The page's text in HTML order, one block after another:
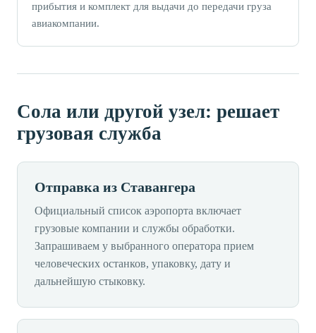
прибытия и комплект для выдачи до передачи груза
авиакомпании.
Сола или другой узел: решает
грузовая служба
Отправка из Ставангера
Официальный список аэропорта включает
грузовые компании и службы обработки.
Запрашиваем у выбранного оператора прием
человеческих останков, упаковку, дату и
дальнейшую стыковку.